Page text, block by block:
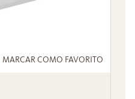
MARCAR COMO FAVORITO